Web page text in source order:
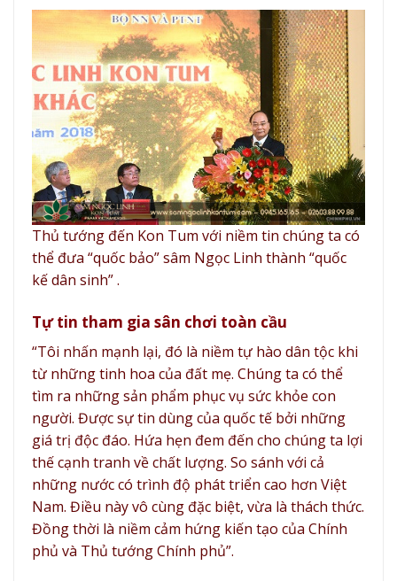
Thủ tướng đến Kon Tum với niềm tin chúng ta có
thể đưa “quốc bảo” sâm Ngọc Linh thành “quốc
kế dân sinh” .
Tự tin tham gia sân chơi toàn cầu
“Tôi nhấn mạnh lại, đó là niềm tự hào dân tộc khi
từ những tinh hoa của đất mẹ. Chúng ta có thể
tìm ra những sản phẩm phục vụ sức khỏe con
người. Được sự tin dùng của quốc tế bởi những
giá trị độc đáo. Hứa hẹn đem đến cho chúng ta lợi
thế cạnh tranh về chất lượng. So sánh với cả
những nước có trình độ phát triển cao hơn Việt
Nam. Điều này vô cùng đặc biệt, vừa là thách thức.
Đồng thời là niềm cảm hứng kiến tạo của Chính
phủ và Thủ tướng Chính phủ”.